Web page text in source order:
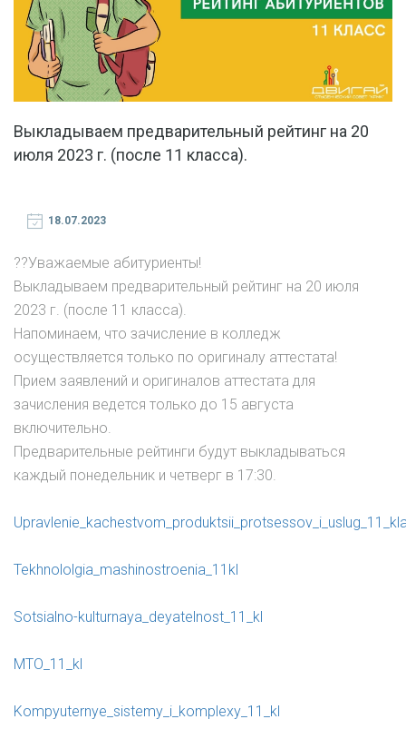
Выкладываем предварительный рейтинг на 20
июля 2023 г. (после 11 класса).
18.07.2023
?‍?Уважаемые абитуриенты!
Выкладываем предварительный рейтинг на 20 июля
2023 г. (после 11 класса).
Напоминаем, что зачисление в колледж
осуществляется только по оригиналу аттестата!
Прием заявлений и оригиналов аттестата для
зачисления ведется только до 15 августа
включительно.
Предварительные рейтинги будут выкладываться
каждый понедельник и четверг в 17:30.
Tekhnololgia_mashinostroenia_11kl
Sotsialno-kulturnaya_deyatelnost_11_kl
MTO_11_kl
Kompyuternye_sistemy_i_komplexy_11_kl